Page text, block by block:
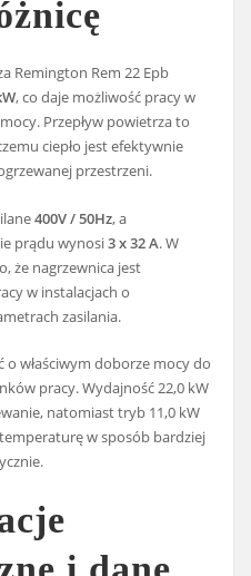
Remington Rem 22 Epb
, co daje możliwość pracy w
Przepływ powietrza to
ciepło jest efektywnie
przestrzeni.
400V / 50Hz, a
prądu wynosi3 x 32 A. W
że nagrzewnica jest
w instalacjach o
zasilania.
o właściwym doborze mocy do
pracy. Wydajność 22,0 kW
natomiast tryb 11,0 kW
w sposób bardziej